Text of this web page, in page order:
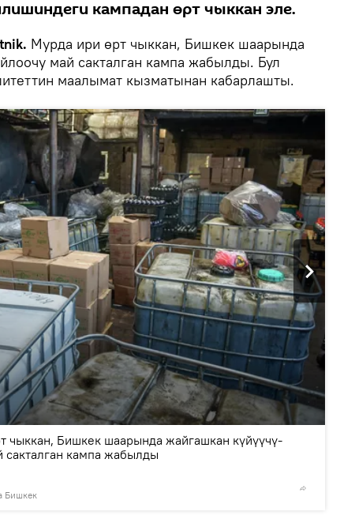
кампадан өрт чыккан эле.
Мурда ири өрт чыккан, Бишкек шаарында
май сакталган кампа жабылды. Бул
маалымат кызматынан кабарлашты.
Бишкек
чыккан, Бишкек шаарында жайгашкан күйүүчү-
сакталган кампа жабылды